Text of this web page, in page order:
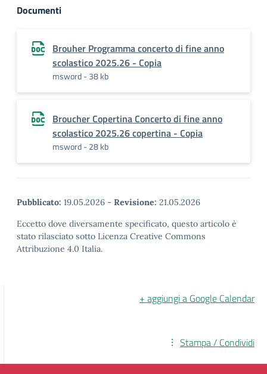
Documenti
Brouher Programma concerto di fine anno
scolastico 2025.26 - Copia
msword - 38 kb
Broucher Copertina Concerto di fine anno
scolastico 2025.26 copertina - Copia
msword - 28 kb
Pubblicato: 19.05.2026 - Revisione: 21.05.2026
Eccetto dove diversamente specificato, questo articolo è
stato rilasciato sotto Licenza Creative Commons
Attribuzione 4.0 Italia.
+ aggiungi a Google Calendar
Stampa / Condividi